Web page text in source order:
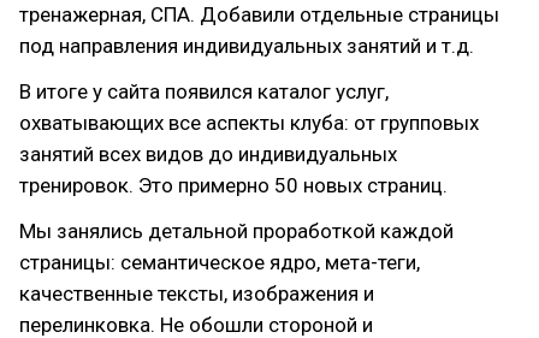
тренажерная, СПА. Добавили отдельные страницы
под направления индивидуальных занятий и т.д.
В итоге у сайта появился каталог услуг,
охватывающих все аспекты клуба: от групповых
занятий всех видов до индивидуальных
тренировок. Это примерно 50 новых страниц.
Мы занялись детальной проработкой каждой
страницы: семантическое ядро, мета-теги,
качественные тексты, изображения и
перелинковка. Не обошли стороной и